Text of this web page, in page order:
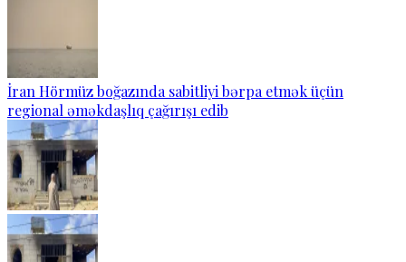
İran Hörmüz boğazında sabitliyi bərpa etmək üçün
regional əməkdaşlıq çağırışı edib